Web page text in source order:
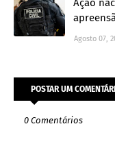
Ação
Agosto 07,
POSTAR UM
0 Comentários